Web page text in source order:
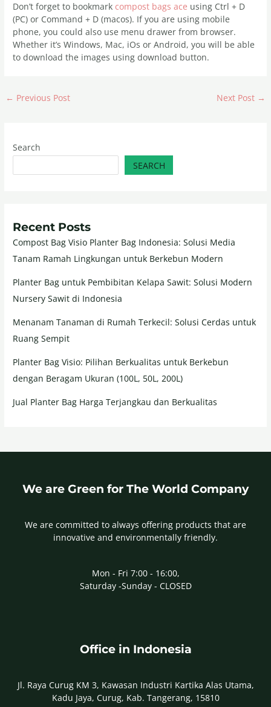
Don’t forget to bookmark compost bags ace using Ctrl + D
(PC) or Command + D (macos). If you are using mobile
phone, you could also use menu drawer from browser.
Whether it’s Windows, Mac, iOs or Android, you will be able
to download the images using download button.
← Previous Post Next Post →
Search
SEARCH
Recent Posts
Compost Bag Visio Planter Bag Indonesia: Solusi Media
Tanam Ramah Lingkungan untuk Berkebun Modern
Planter Bag untuk Pembibitan Kelapa Sawit: Solusi Modern
Nursery Sawit di Indonesia
Menanam Tanaman di Rumah Terkecil: Solusi Cerdas untuk
Ruang Sempit
Planter Bag Visio: Pilihan Berkualitas untuk Berkebun
dengan Beragam Ukuran (100L, 50L, 200L)
Jual Planter Bag Harga Terjangkau dan Berkualitas
We are Green for The World Company
We are committed to always offering products that are
innovative and environmentally friendly.
Mon - Fri 7:00 - 16:00,
Saturday -Sunday - CLOSED
Office in Indonesia
Jl. Raya Curug KM 3, Kawasan Industri Kartika Alas Utama,
Kadu Jaya, Curug, Kab. Tangerang, 15810